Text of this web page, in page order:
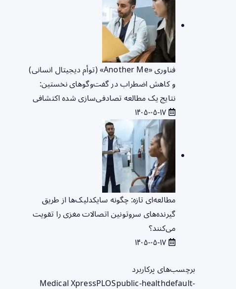
فناوری «Another Me» (توأم دیجیتال انسانی)
و کاهش اضطراب در گفت‌وگوهای نخستین:
نتایج یک مطالعه تصادفی‌سازی شده اکتشافی
مطالعه‌ای تازه: چگونه سایکدلیک‌ها از طریق
گیرنده‌های سروتونین اتصالات مغزی را تقویت
می‌کنند؟
برچسب‌های پرکاربرد
Medical XpressPLOSpublic-healthdefault-